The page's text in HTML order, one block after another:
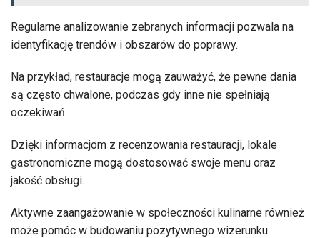
Regularne analizowanie zebranych informacji pozwala na
identyfikację trendów i obszarów do poprawy.
Na przykład, restauracje mogą zauważyć, że pewne dania
są często chwalone, podczas gdy inne nie spełniają
oczekiwań.
Dzięki informacjom z recenzowania restauracji, lokale
gastronomiczne mogą dostosować swoje menu oraz
jakość obsługi.
Aktywne zaangażowanie w społeczności kulinarne również
może pomóc w budowaniu pozytywnego wizerunku.